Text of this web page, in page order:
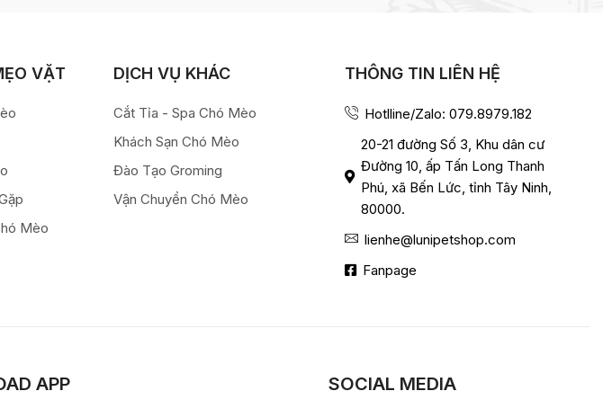
VẶT
Mèo
DỊCH VỤ KHÁC
Cắt Tỉa - Spa Chó Mèo
Khách Sạn Chó Mèo
Đào Tạo Groming
Vận Chuyển Chó Mèo
THÔNG TIN LIÊN HỆ
Hotlline/Zalo: 079.8979.182
20-21 đường Số 3, Khu dân cư
Đường 10, ấp Tấn Long Thanh
Phú, xã Bến Lức, tỉnh Tây Ninh,
80000.
lienhe@lunipetshop.com
Fanpage
APP SOCIAL MEDIA